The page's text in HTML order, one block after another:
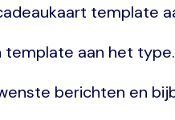
template
template aan het
berichten en